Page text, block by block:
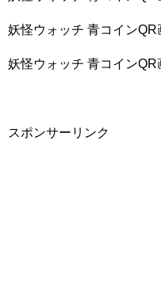
妖怪ウォッチ 青コイン
妖怪ウォッチ 青コイン
スポンサーリンク